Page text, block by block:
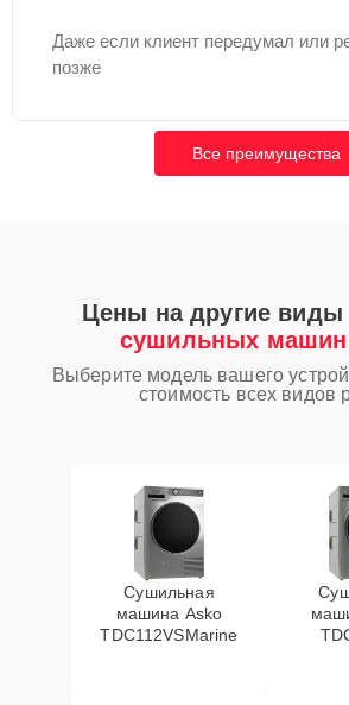
Даже если клиент передумал или
позже
Все преимущества
Цены на другие виды
сушильных машин
Выберите модель вашего
стоимость всех видов
Сушильная
машина Asko
TDC112VSMarine